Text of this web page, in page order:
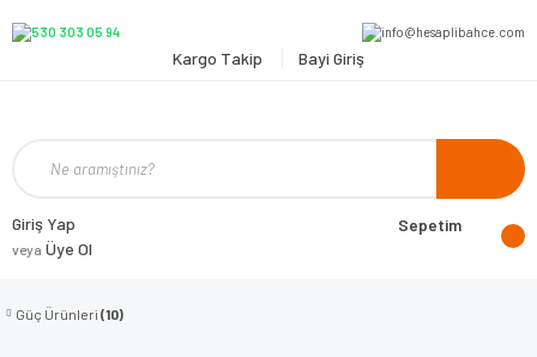
Kargo Takip Bayi Giriş
Giriş Yap
veya Üye Ol
Sepetim
Güç Ürünleri (10)